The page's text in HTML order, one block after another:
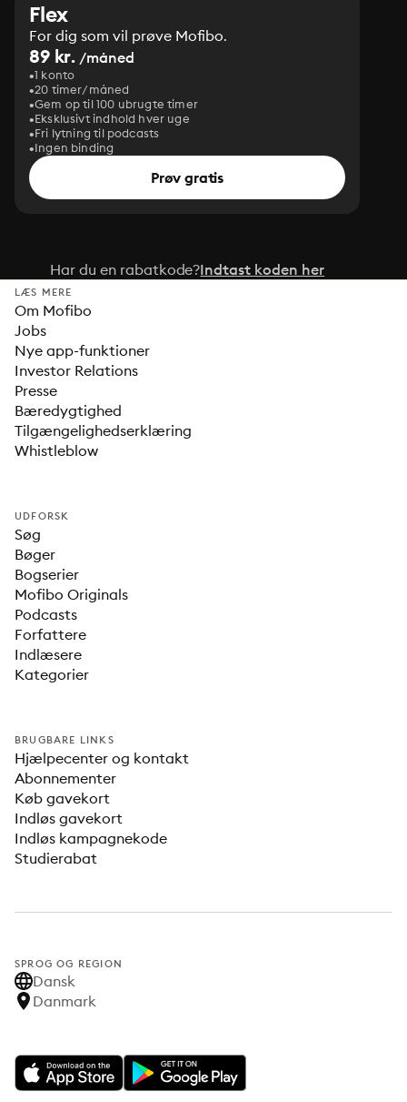
Flex
For dig som vil prøve Mofibo.
89 kr. /måned
1 konto
20 timer/måned
Gem op til 100 ubrugte timer
Eksklusivt indhold hver uge
Fri lytning til podcasts
Ingen binding
Prøv gratis
Har du en rabatkode?Indtast koden her
LÆS MERE
Om Mofibo
Jobs
Nye app-funktioner
Investor Relations
Presse
Bæredygtighed
Tilgængelighedserklæring
Whistleblow
UDFORSK
Søg
Bøger
Bogserier
Mofibo Originals
Podcasts
Forfattere
Indlæsere
Kategorier
BRUGBARE LINKS
Hjælpecenter og kontakt
Abonnementer
Køb gavekort
Indløs gavekort
Indløs kampagnekode
Studierabat
SPROG OG REGION
Dansk
Danmark